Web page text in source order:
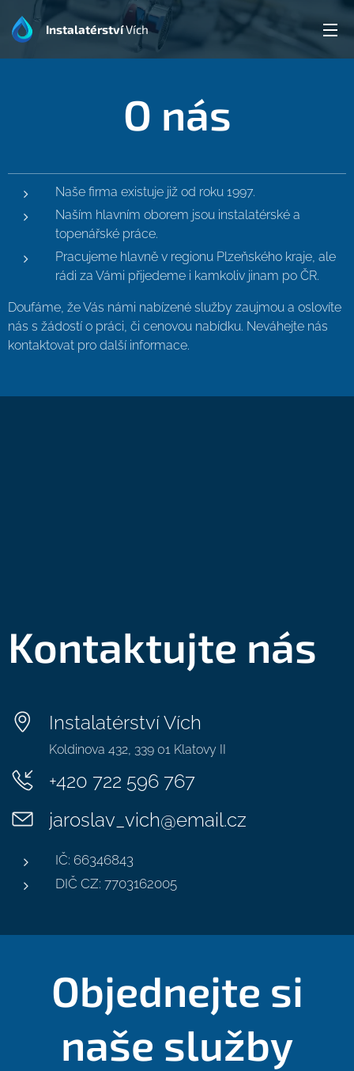
InstalatérstvíVích
O nás
Naše firma existuje již od roku 1997.
Naším hlavním oborem jsou instalatérské a
topenářské práce.
Pracujeme hlavně v regionu Plzeňského kraje, ale
rádi za Vámi přijedeme i kamkoliv jinam po ČR.
Doufáme, že Vás námi nabízené služby zaujmou a oslovíte
nás s žádostí o práci, či cenovou nabídku. Neváhejte nás
kontaktovat pro další informace.
Kontaktujte nás
Instalatérství Vích
Koldinova 432, 339 01 Klatovy II
+420 722 596 767
jaroslav_vich@email.cz
IČ: 66346843
DIČ CZ: 7703162005
Objednejte si
naše služby